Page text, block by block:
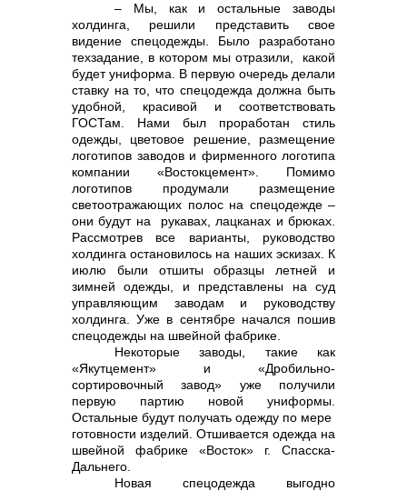
+7 (423) 234 50 50
info@vostokcement.ru
– Мы, как и остальные заводы
холдинга, решили представить свое
видение спецодежды. Было разработано
техзадание, в котором мы отразили, какой
будет униформа. В первую очередь делали
ставку на то, что спецодежда должна быть
удобной, красивой и соответствовать
ГОСТам. Нами был проработан стиль
одежды, цветовое решение, размещение
логотипов заводов и фирменного логотипа
компании «Востокцемент». Помимо
логотипов продумали размещение
светоотражающих полос на спецодежде –
они будут на рукавах, лацканах и брюках.
Рассмотрев все варианты, руководство
холдинга остановилось на наших эскизах. К
июлю были отшиты образцы летней и
зимней одежды, и представлены на суд
управляющим заводам и руководству
холдинга. Уже в сентябре начался пошив
спецодежды на швейной фабрике.
Некоторые заводы, такие как
«Якутцемент» и «Дробильно-
сортировочный завод» уже получили
первую партию новой униформы.
Остальные будут получать одежду по мере
готовности изделий. Отшивается одежда на
швейной фабрике «Восток» г. Спасска-
Дальнего.
Новая спецодежда выгодно